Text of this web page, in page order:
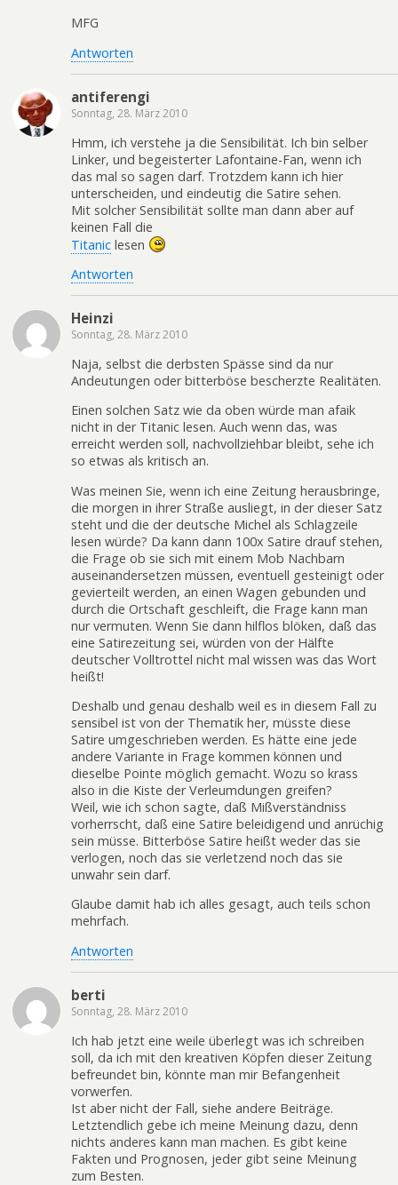
MFG
Antworten
antiferengi
Sonntag, 28. März 2010
Hmm, ich verstehe ja die Sensibilität. Ich bin selber
Linker, und begeisterter Lafontaine-Fan, wenn ich
das mal so sagen darf. Trotzdem kann ich hier
unterscheiden, und eindeutig die Satire sehen.
Mit solcher Sensibilität sollte man dann aber auf
keinen Fall die
Titanic lesen
Antworten
Heinzi
Sonntag, 28. März 2010
Naja, selbst die derbsten Spässe sind da nur
Andeutungen oder bitterböse bescherzte Realitäten.
Einen solchen Satz wie da oben würde man afaik
nicht in der Titanic lesen. Auch wenn das, was
erreicht werden soll, nachvollziehbar bleibt, sehe ich
so etwas als kritisch an.
Was meinen Sie, wenn ich eine Zeitung herausbringe,
die morgen in ihrer Straße ausliegt, in der dieser Satz
steht und die der deutsche Michel als Schlagzeile
lesen würde? Da kann dann 100x Satire drauf stehen,
die Frage ob sie sich mit einem Mob Nachbarn
auseinandersetzen müssen, eventuell gesteinigt oder
gevierteilt werden, an einen Wagen gebunden und
durch die Ortschaft geschleift, die Frage kann man
nur vermuten. Wenn Sie dann hilflos blöken, daß das
eine Satirezeitung sei, würden von der Hälfte
deutscher Volltrottel nicht mal wissen was das Wort
heißt!
Deshalb und genau deshalb weil es in diesem Fall zu
sensibel ist von der Thematik her, müsste diese
Satire umgeschrieben werden. Es hätte eine jede
andere Variante in Frage kommen können und
dieselbe Pointe möglich gemacht. Wozu so krass
also in die Kiste der Verleumdungen greifen?
Weil, wie ich schon sagte, daß Mißverständniss
vorherrscht, daß eine Satire beleidigend und anrüchig
sein müsse. Bitterböse Satire heißt weder das sie
verlogen, noch das sie verletzend noch das sie
unwahr sein darf.
Glaube damit hab ich alles gesagt, auch teils schon
mehrfach.
Antworten
berti
Sonntag, 28. März 2010
Ich hab jetzt eine weile überlegt was ich schreiben
soll, da ich mit den kreativen Köpfen dieser Zeitung
befreundet bin, könnte man mir Befangenheit
vorwerfen.
Ist aber nicht der Fall, siehe andere Beiträge.
Letztendlich gebe ich meine Meinung dazu, denn
nichts anderes kann man machen. Es gibt keine
Fakten und Prognosen, jeder gibt seine Meinung
zum Besten.